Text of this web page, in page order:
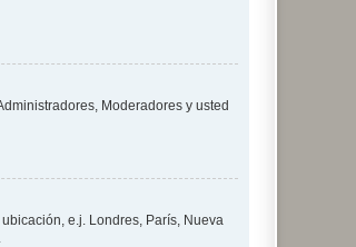
Moderadores y usted
e.j. Londres, París, Nueva